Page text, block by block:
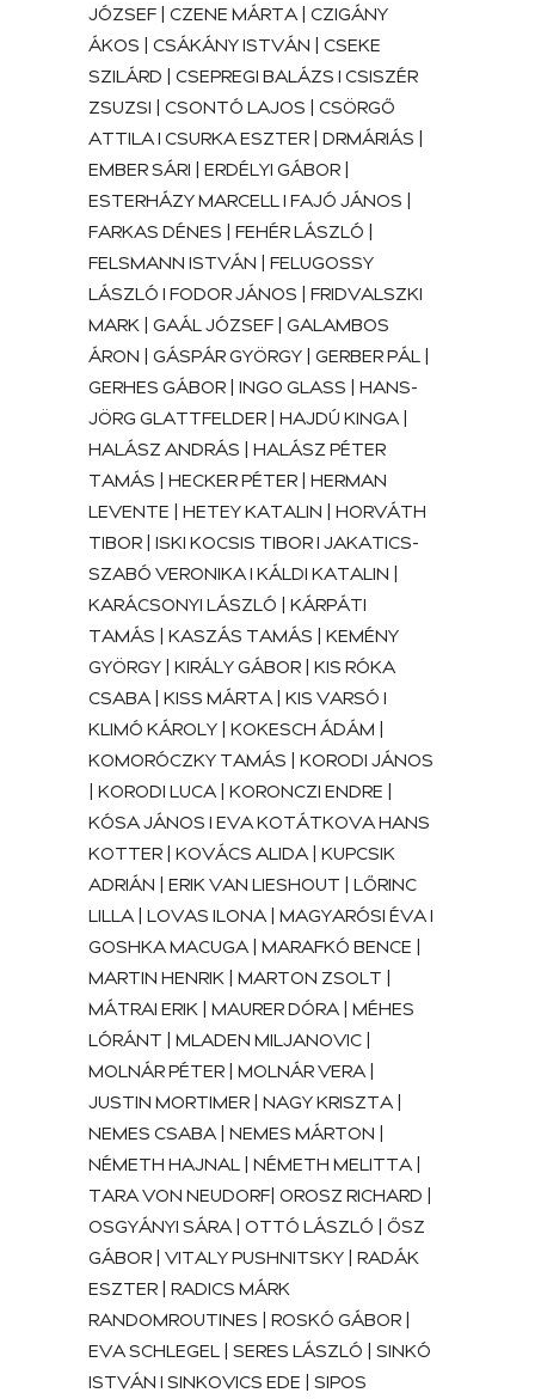
JÓZSEF | CZENE MÁRTA | CZIGÁNY
ÁKOS | CSÁKÁNY ISTVÁN | CSEKE
SZILÁRD | CSEPREGI BALÁZS I CSISZÉR
ZSUZSI | CSONTÓ LAJOS | CSÖRGŐ
ATTILA I CSURKA ESZTER | DRMÁRIÁS |
EMBER SÁRI | ERDÉLYI GÁBOR |
ESTERHÁZY MARCELL I FAJÓ JÁNOS |
FARKAS DÉNES | FEHÉR LÁSZLÓ |
FELSMANN ISTVÁN | FELUGOSSY
LÁSZLÓ I FODOR JÁNOS | FRIDVALSZKI
MARK | GAÁL JÓZSEF | GALAMBOS
ÁRON | GÁSPÁR GYÖRGY | GERBER PÁL |
GERHES GÁBOR | INGO GLASS | HANS-
JÖRG GLATTFELDER | HAJDÚ KINGA |
HALÁSZ ANDRÁS | HALÁSZ PÉTER
TAMÁS | HECKER PÉTER | HERMAN
LEVENTE | HETEY KATALIN | HORVÁTH
TIBOR | ISKI KOCSIS TIBOR I JAKATICS-
SZABÓ VERONIKA I KÁLDI KATALIN |
KARÁCSONYI LÁSZLÓ | KÁRPÁTI
TAMÁS | KASZÁS TAMÁS | KEMÉNY
GYÖRGY | KIRÁLY GÁBOR | KIS RÓKA
CSABA | KISS MÁRTA | KIS VARSÓ I
KLIMÓ KÁROLY | KOKESCH ÁDÁM |
KOMORÓCZKY TAMÁS | KORODI JÁNOS
| KORODI LUCA | KORONCZI ENDRE |
KÓSA JÁNOS I EVA KOTÁTKOVA HANS
KOTTER | KOVÁCS ALIDA | KUPCSIK
ADRIÁN | ERIK VAN LIESHOUT | LŐRINC
LILLA | LOVAS ILONA | MAGYARÓSI ÉVA I
GOSHKA MACUGA | MARAFKÓ BENCE |
MARTIN HENRIK | MARTON ZSOLT |
MÁTRAI ERIK | MAURER DÓRA | MÉHES
LÓRÁNT | MLADEN MILJANOVIC |
MOLNÁR PÉTER | MOLNÁR VERA |
JUSTIN MORTIMER | NAGY KRISZTA |
NEMES CSABA | NEMES MÁRTON |
NÉMETH HAJNAL | NÉMETH MELITTA |
TARA VON NEUDORF| OROSZ RICHARD |
OSGYÁNYI SÁRA | OTTÓ LÁSZLÓ | ŐSZ
GÁBOR | VITALY PUSHNITSKY | RADÁK
ESZTER | RADICS MÁRK
RANDOMROUTINES | ROSKÓ GÁBOR |
EVA SCHLEGEL | SERES LÁSZLÓ | SINKÓ
ISTVÁN I SINKOVICS EDE | SIPOS